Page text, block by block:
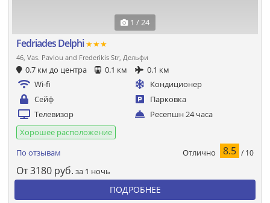
1 / 24
Fedriades Delphi★★★
46, Vas. Pavlou and Frederikis Str, Дельфи
0.7 км до центра 0.1 км
0.1 км
Wi-fi
Кондиционер
Сейф
Парковка
Телевизор
Ресепшн 24 часа
Хорошее расположение
По отзывам
Отлично 8.5 / 10
От3180 руб. за 1 ночь
ПОДРОБНЕЕ